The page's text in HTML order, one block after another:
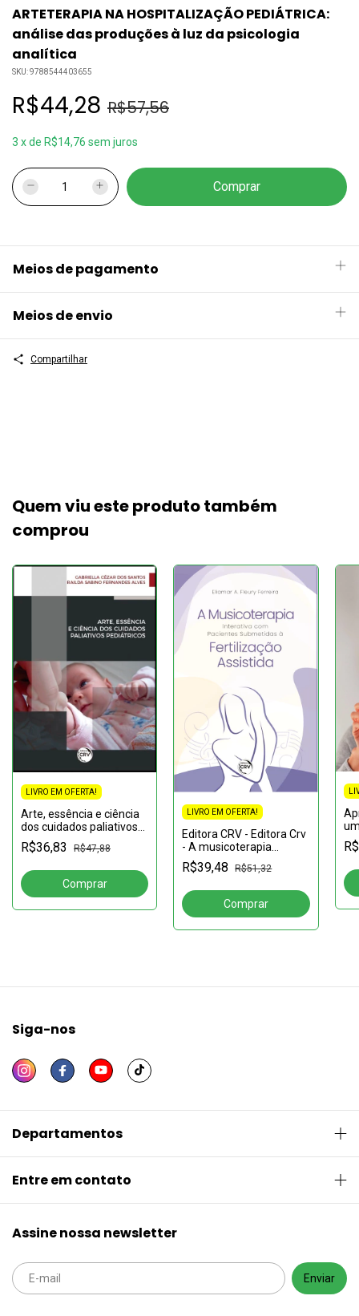
ARTETERAPIA NA HOSPITALIZAÇÃO PEDIÁTRICA:
análise das produções à luz da psicologia
analítica
SKU:9788544403655
R$44,28 R$57,56
3 xde R$14,76 sem juros
Meios de pagamento
Meios de envio
Compartilhar
Quem viu este produto também
comprou
LIVRO EM OFERTA!
Arte, essência e ciência
dos cuidados paliativos
pediátricos
R$36,83 R$47,88
LIVRO EM OFERTA!
Editora CRV - Editora Crv
- A musicoterapia
interativa com pacientes
submetidas à
R$39,48 R$51,32
Siga-nos
Departamentos
Entre em contato
Assine nossa newsletter